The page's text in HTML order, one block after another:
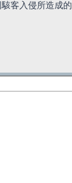
客入侵所造成